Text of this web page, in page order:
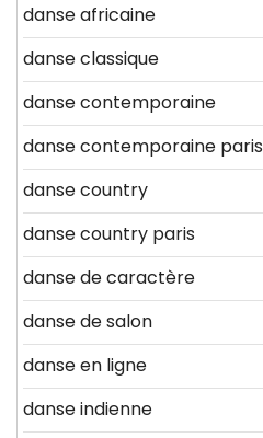
danse africaine
danse classique
danse contemporaine
danse contemporaine paris
danse country
danse country paris
danse de caractère
danse de salon
danse en ligne
danse indienne